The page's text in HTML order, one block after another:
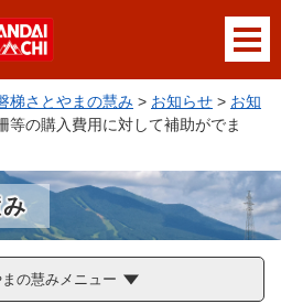
飛ばして本文へ
梯さとやまの慧み > お知らせ > お知
等の購入費用に対して補助がでま
の慧みメニュー